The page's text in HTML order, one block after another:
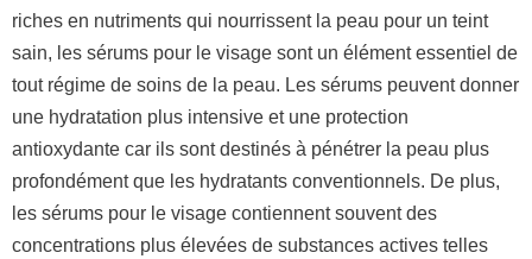
riches en nutriments qui nourrissent la peau pour un teint
sain, les sérums pour le visage sont un élément essentiel de
tout régime de soins de la peau. Les sérums peuvent donner
une hydratation plus intensive et une protection
antioxydante car ils sont destinés à pénétrer la peau plus
profondément que les hydratants conventionnels. De plus,
les sérums pour le visage contiennent souvent des
concentrations plus élevées de substances actives telles